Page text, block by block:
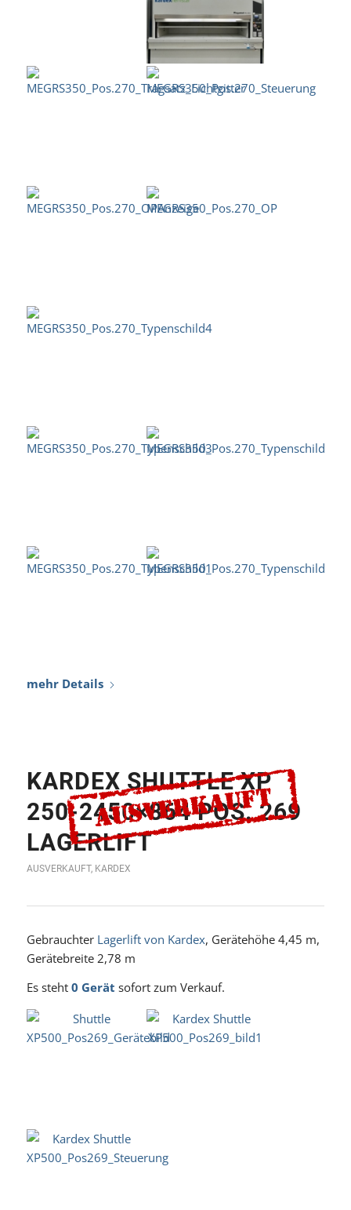
KARDEX SHUTTLE XP
250-2450×864 POS. 269
LAGERLIFT
AUSVERKAUFT, KARDEX
Gebrauchter Lagerlift von Kardex, Gerätehöhe 4,45 m,
Gerätebreite 2,78 m
Es steht0 Gerät sofort zum Verkauf.